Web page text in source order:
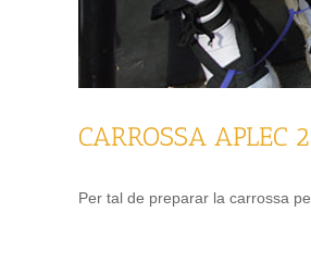
CARROSSA APLEC
Per tal de preparar la carrossa